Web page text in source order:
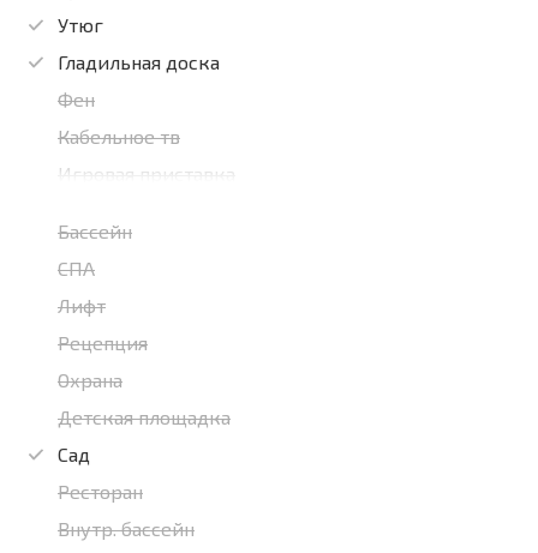
Утюг
Гладильная доска
Фен
Кабельное тв
Игровая приставка
Бассейн
СПА
Лифт
Рецепция
Охрана
Детская площадка
Сад
Ресторан
Внутр. бассейн